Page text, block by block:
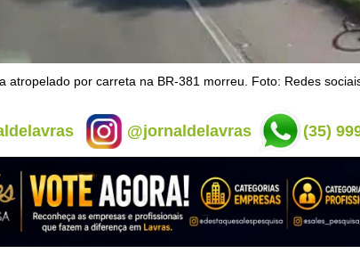
atropelado por carreta na BR-381 morreu. Foto: Redes
@jornaldelavras (35)